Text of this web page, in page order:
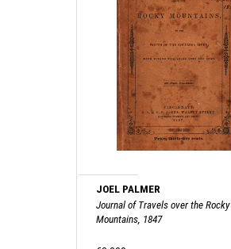
JOEL PALMER
Journal of Travels over the Rocky
Mountains, 1847